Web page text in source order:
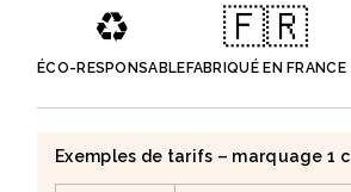
♻️
ÉCO-RESPONSABLE
🇫🇷
FABRIQUÉ EN FRANCE
Exemples de tarifs – marquage 1